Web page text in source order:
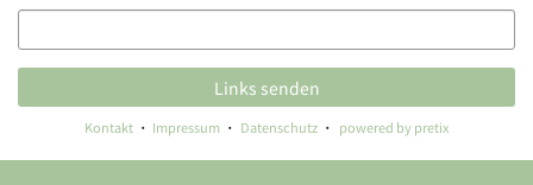
E-
Mail
Links senden
Kontakt Impressum Datenschutz powered by pretix